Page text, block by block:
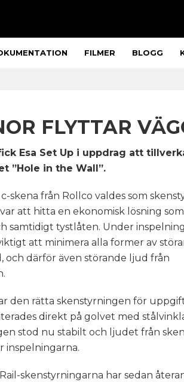
FILMER BLOGG
FLYTTAR
Esa Set Up i uppdrag att
”Hole in the Wall”.
skena från Rollco valdes som
att hitta en ekonomisk lösning
samtidigt tystlåten. Under
att minimera alla former av
och därför även störande ljud från
den rätta skenstyrningen för
direkt på golvet med
stod nu stabilt och ljudet från
inspelningarna.
skenstyrningarna har sedan